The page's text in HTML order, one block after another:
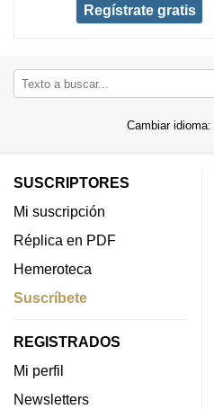
Regístrate gratis
Cambiar idioma:
SUSCRIPTORES
Mi suscripción
Réplica en PDF
Hemeroteca
Suscríbete
REGISTRADOS
Mi perfil
Newsletters